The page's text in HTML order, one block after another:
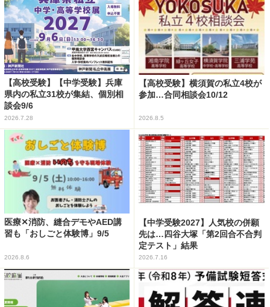
【高校受験】【中学受験】兵庫
県内の私立31校が集結、個別相
談会9/6
2026.7.28
【高校受験】横須賀の私立4校が
参加…合同相談会10/12
2026.8.5
医療✕消防、縫合デモやAED講
習も「おしごと体験博」9/5
2026.8.6
【中学受験2027】人気校の併願
先は…四谷大塚「第2回合不合判
定テスト」結果
2026.7.16